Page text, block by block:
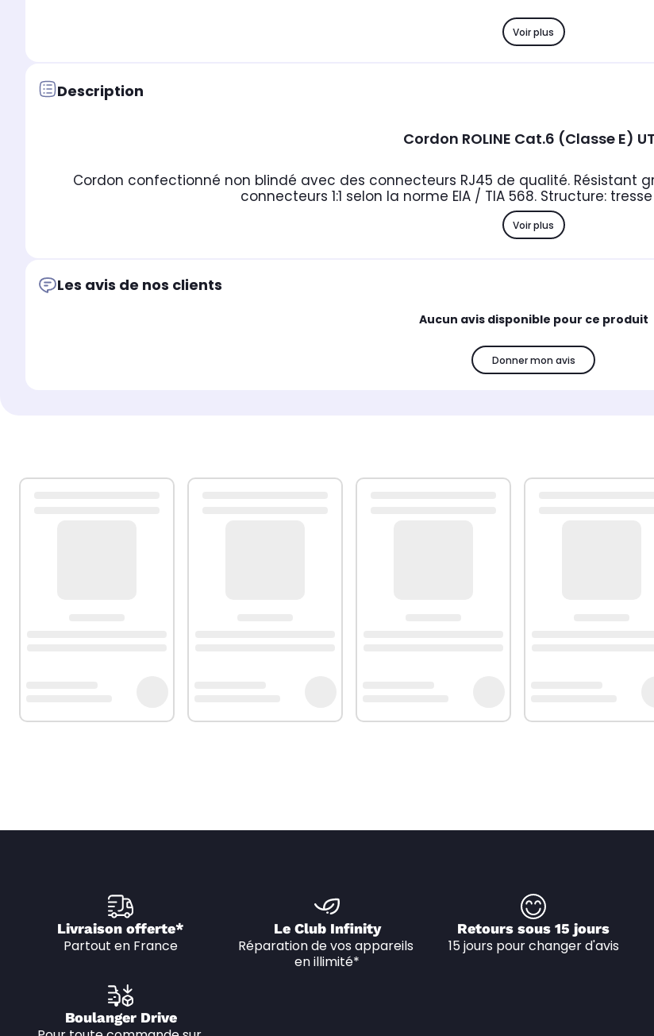
Voir plus
Description
Cordon ROLINE Cat.6 (Classe E)
Cordon confectionné non blindé avec des connecteurs RJ45 de qualité. Résistant
connecteurs 1:1 selon la norme EIA / TIA 568. Structure:
Voir plus
Les avis de nos clients
Aucun avis disponible pour ce produit
Donner mon avis
Livraison offerte*
Partout en France
Le Club Infinity
Réparation de vos appareils
en illimité*
Retours sous 15 jours
15 jours pour changer d'avis
Boulanger Drive